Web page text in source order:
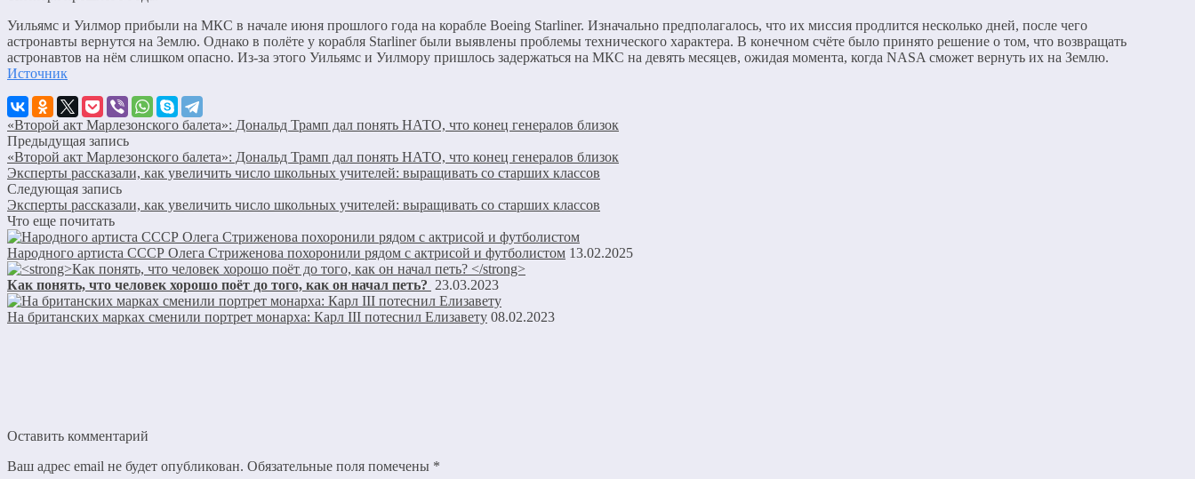
Уильямс и Уилмор прибыли на МКС в начале июня прошлого года на корабле Boeing Starliner. Изначально предполагалось, что их миссия продлится несколько дней, после чего
астронавты вернутся на Землю. Однако в полёте у корабля Starliner были выявлены проблемы технического характера. В конечном счёте было принято решение о том, что возвращать
астронавтов на нём слишком опасно. Из-за этого Уильямс и Уилмору пришлось задержаться на МКС на девять месяцев, ожидая момента, когда NASA сможет вернуть их на Землю.
Источник
«Второй акт Марлезонского балета»: Дональд Трамп дал понять НАТО, что конец генералов близок
Предыдущая запись
«Второй акт Марлезонского балета»: Дональд Трамп дал понять НАТО, что конец генералов близок
Эксперты рассказали, как увеличить число школьных учителей: выращивать со старших классов
Следующая запись
Эксперты рассказали, как увеличить число школьных учителей: выращивать со старших классов
Что еще почитать
Народного артиста СССР Олега Стриженова похоронили рядом с актрисой и футболистом 13.02.2025
Как понять, что человек хорошо поёт до того, как он начал петь? 23.03.2023
На британских марках сменили портрет монарха: Карл III потеснил Елизавету 08.02.2023
Оставить комментарий
Ваш адрес email не будет опубликован. Обязательные поля помечены *